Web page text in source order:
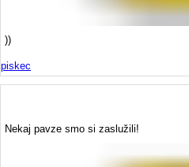
))
piskec
Nekaj pavze smo si zaslužili!